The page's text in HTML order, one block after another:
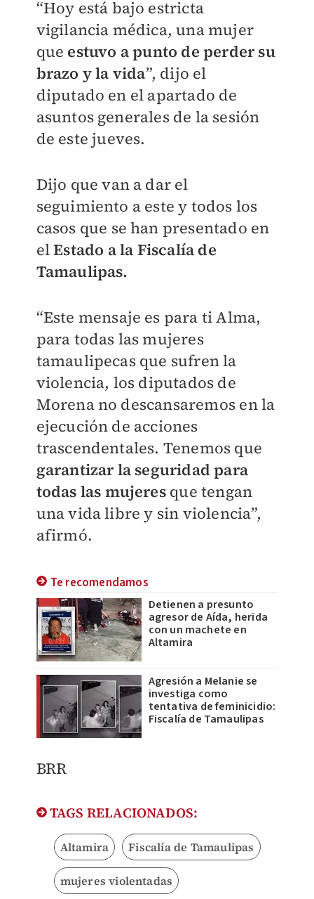
“Hoy está bajo estricta
vigilancia médica, una mujer
que estuvo a punto de perder su
brazo y la vida”, dijo el
diputado en el apartado de
asuntos generales de la sesión
de este jueves.
Dijo que van a dar el
seguimiento a este y todos los
casos que se han presentado en
elEstado a la Fiscalía de
Tamaulipas.
“Este mensaje es para ti Alma,
para todas las mujeres
tamaulipecas que sufren la
violencia, los diputados de
Morena no descansaremos en la
ejecución de acciones
trascendentales. Tenemos que
garantizar la seguridad para
todas las mujeresque tengan
una vida libre y sin violencia”,
afirmó.
Te recomendamos
Detienen a presunto
agresor de Aída, herida
con un machete en
Altamira
Agresión a Melanie se
investiga como
tentativa de feminicidio:
Fiscalía de Tamaulipas
BRR
TAGS RELACIONADOS:
Altamira Fiscalía de Tamaulipas
mujeres violentadas